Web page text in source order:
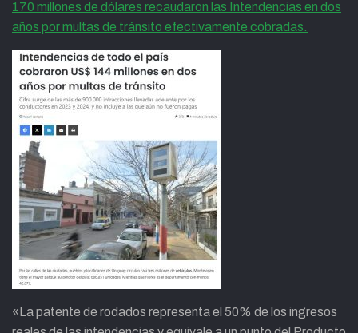
170 millones de dólares recaudaron las Intendencias en dos
años por multas de tránsito efectivamente cobradas.
«La patente de rodados representa el 50% de los ingresos